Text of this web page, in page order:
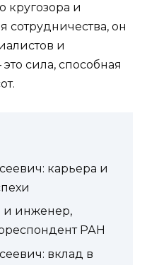
кругозора и
он
и
сила, способная
карьера и
инженер,
РАН
вклад в